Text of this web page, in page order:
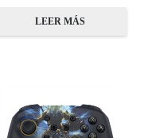
LEER MÁS